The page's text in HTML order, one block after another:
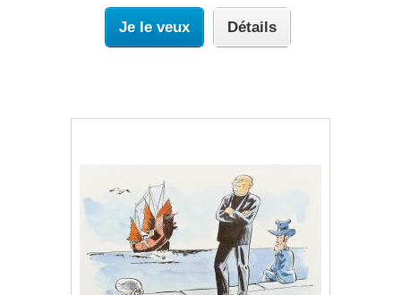
Je le veux Détails